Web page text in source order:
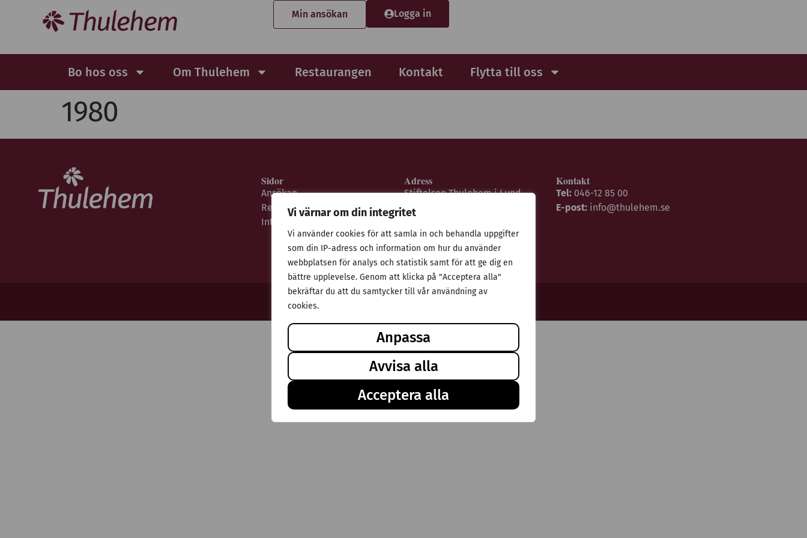
Vi värnar om din integritet
Vi använder cookies för att samla in och behandla uppgifter
som din IP-adress och information om hur du använder
webbplatsen för analys och statistik samt för att ge dig en
bättre upplevelse. Genom att klicka på "Acceptera alla"
bekräftar du att du samtycker till vår användning av
cookies.
Anpassa
Avvisa alla
Acceptera alla
Min ansökan Logga in
Bo hos oss Om Thulehem Restaurangen Kontakt Flytta till oss
1980
Sidor
Ansökan
Restaurangen
Integritetspolicy
Adress
Stiftelsen Thulehem i Lund
Thulehemsvägen 40
Kontakt
Tel: 046-12 85 00
E-post: info@thulehem.se
© Stiftelsen Thulehem 2025